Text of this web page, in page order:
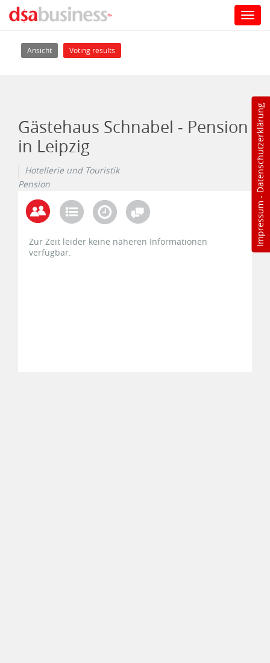
Impressum
-
Datenschutzerklärung
Haupt-Reiter
Ansicht (aktiver Reiter)
Voting results
Gästehaus Schnabel - Pension
in Leipzig
Hotellerie und Touristik
Pension
Zur Zeit leider keine näheren Informationen
verfügbar.